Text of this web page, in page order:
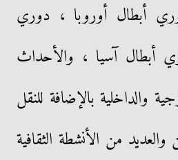
أبطال أوروبا ، دوري
أبطال آسيا ، والأحداث
والداخلية بالإضافة للنقل
من الأنشطة الثقافية